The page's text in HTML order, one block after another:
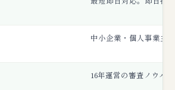
中小企業・個人事業主
16年運営の審査ノウハ